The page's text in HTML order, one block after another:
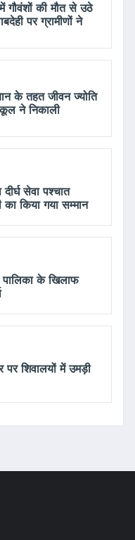
गौवंशों की मौत से उठे
पर ग्रामीणों ने
के तहत जीवन ज्योति
ने निकाली
सेवा पश्चात
का किया गया सम्मान
पालिका के खिलाफ
शिवालयों में उमड़ी